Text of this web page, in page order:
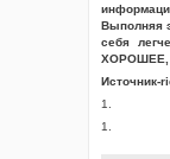
Выполняя
себя
ХОРОШЕЕ,
Источник-
1.
1.